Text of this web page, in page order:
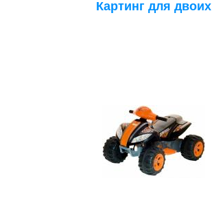
Картинг для двоих